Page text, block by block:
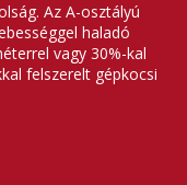
Az A-osztályú
haladó
vagy 30%-kal
felszerelt gépkocsi